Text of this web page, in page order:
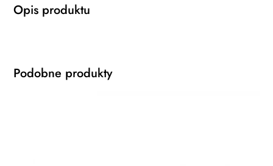
Opis produktu
Podobne produkty